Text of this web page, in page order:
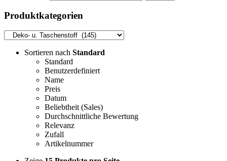
Sortieren nach Standard
Standard
Benutzerdefiniert
Name
Preis
Datum
Beliebtheit (Sales)
Durchschnittliche Bewertung
Relevanz
Zufall
Artikelnummer
Produktkategorien